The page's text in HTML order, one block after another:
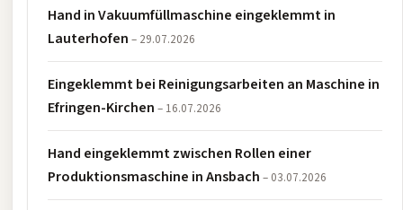
Hand in Vakuumfüllmaschine eingeklemmt in
Lauterhofen– 29.07.2026
Eingeklemmt bei Reinigungsarbeiten an Maschine in
Efringen-Kirchen– 16.07.2026
Hand eingeklemmt zwischen Rollen einer
Produktionsmaschine in Ansbach– 03.07.2026